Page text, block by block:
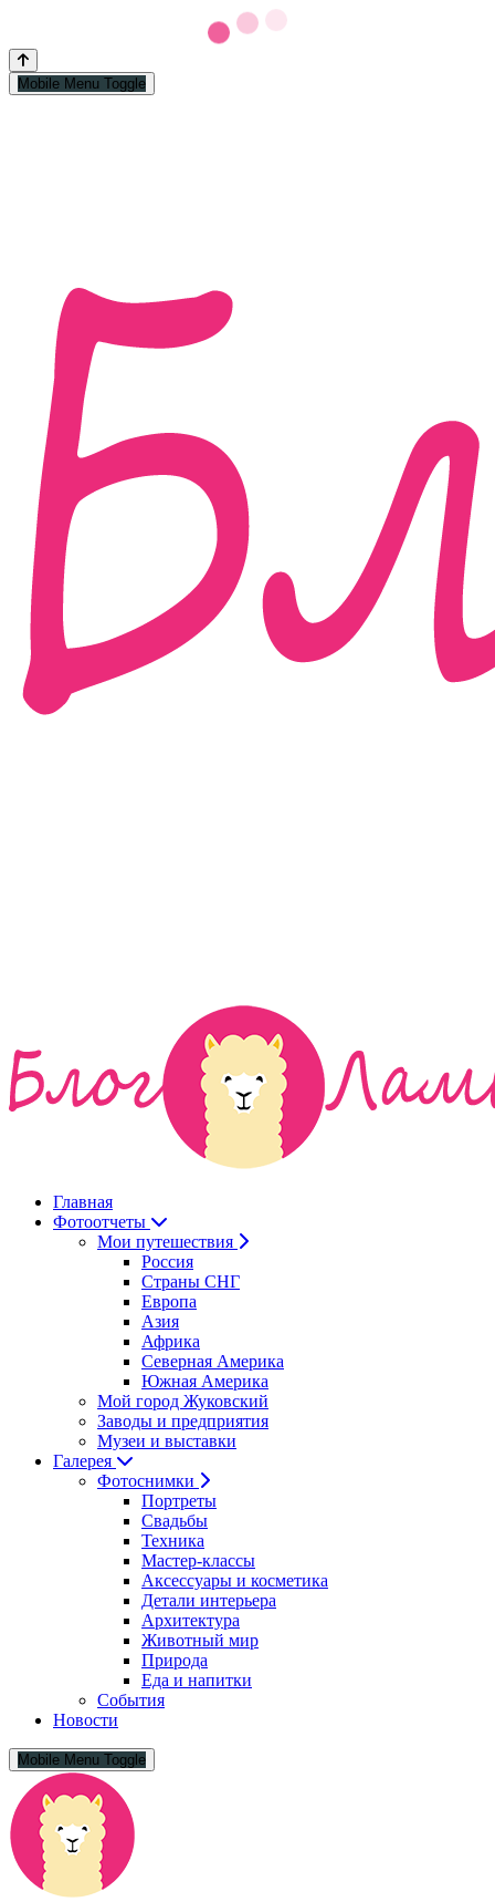
Mobile Menu Toggle
Главная
Фотоотчеты
Мои путешествия
Россия
Страны СНГ
Европа
Азия
Африка
Северная Америка
Южная Америка
Мой город Жуковский
Заводы и предприятия
Музеи и выставки
Галерея
Фотоснимки
Портреты
Свадьбы
Техника
Мастер-классы
Аксессуары и косметика
Детали интерьера
Архитектура
Животный мир
Природа
Еда и напитки
События
Новости
Mobile Menu Toggle